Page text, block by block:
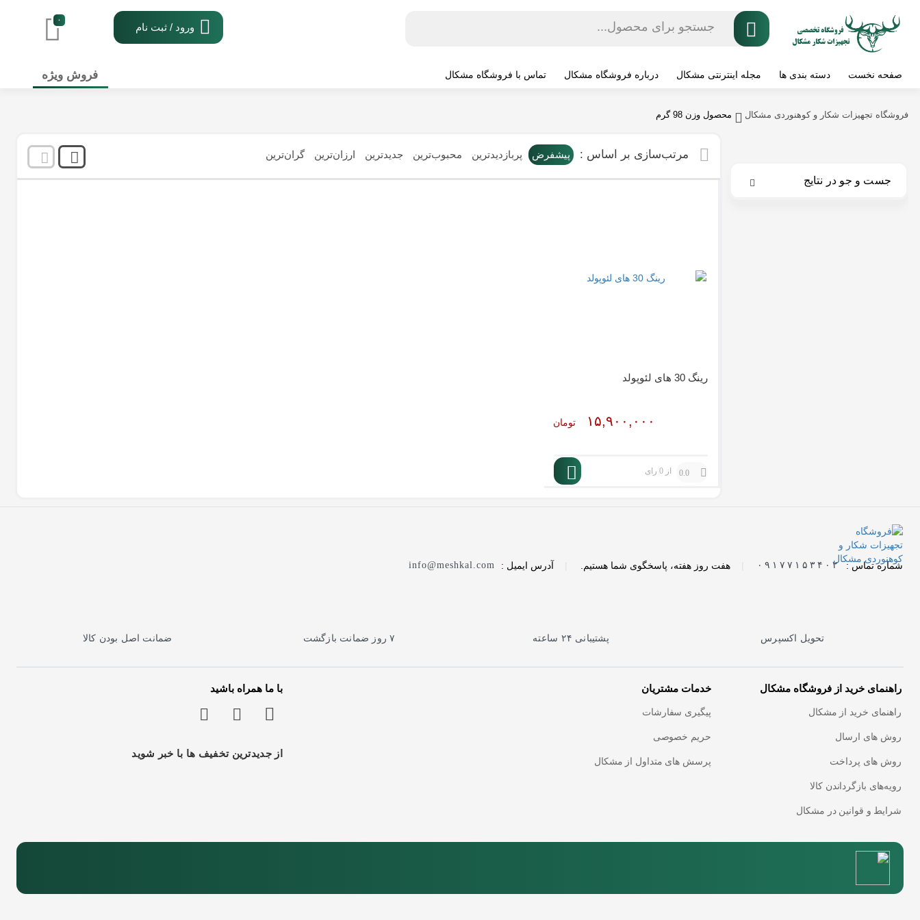
۰
ورود / ثبت نام
صفحه نخست دسته بندی ها مجله اینترنتی مشکال درباره فروشگاه مشکال تماس با فروشگاه مشکال فروش ویژه
فروشگاه تجهیزات شکار و کوهنوردی مشکال محصول وزن 98 گرم
جست و جو در نتایج
نمایش ۱ -۱ کالا از مرتب‌سازی بر اساس : پیشفرض پربازدیدترین محبوب‌ترین جدیدترین ارزان‌ترین گران‌ترین
رینگ 30 های لئوپولد
۱۵,۹۰۰,۰۰۰ تومان
0.0 از 0 رای
شماره تماس : ۰۹۱۷۷۱۵۳۴۰۲ هفت روز هفته، پاسخگوی شما هستیم. آدرس ایمیل : info@meshkal.com
تحویل اکسپرس پشتیبانی ۲۴ ساعته ۷ روز ضمانت بازگشت ضمانت اصل بودن کالا
راهنمای خرید از فروشگاه مشکال
راهنمای خرید از مشکال
روش های ارسال
روش های پرداخت
رویه‌های بازگرداندن کالا
شرایط و قوانین در مشکال
خدمات مشتریان
پیگیری سفارشات
حریم خصوصی
پرسش های متداول از مشکال
با ما همراه باشید
از جدیدترین تخفیف ها با خبر شوید